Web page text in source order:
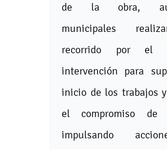
de la obra,
municipales
recorrido por el
intervención para
inicio de los trabajos
el compromiso de
impulsando